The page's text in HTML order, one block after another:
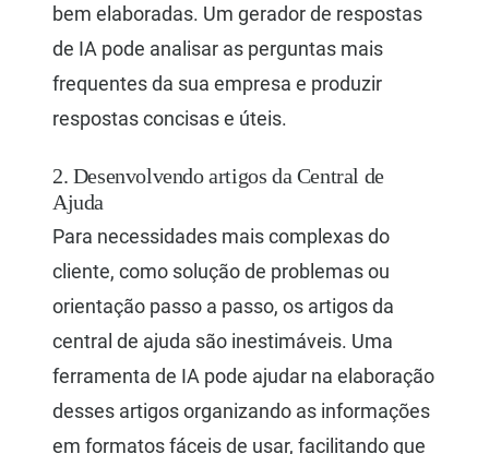
bem elaboradas. Um gerador de respostas
de IA pode analisar as perguntas mais
frequentes da sua empresa e produzir
respostas concisas e úteis.
2. Desenvolvendo artigos da Central de
Ajuda
Para necessidades mais complexas do
cliente, como solução de problemas ou
orientação passo a passo, os artigos da
central de ajuda são inestimáveis. Uma
ferramenta de IA pode ajudar na elaboração
desses artigos organizando as informações
em formatos fáceis de usar, facilitando que